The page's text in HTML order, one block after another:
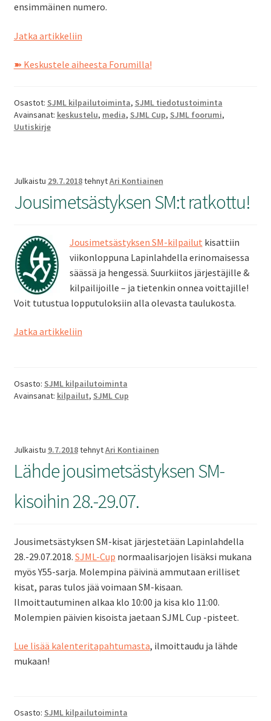
ensimmäinen numero.
Jatka artikkeliinSJML
1/2018
➽ Keskustele aiheesta Forumilla!
Osastot: SJML kilpailutoiminta, SJML tiedotustoiminta
Avainsanat: keskustelu, media, SJML Cup, SJML foorumi,
Uutiskirje
Julkaistu 29.7.2018tehnytAri Kontiainen
Jousimetsästyksen SM:t ratkottu!
Jousimetsästyksen SM-kilpailut kisattiin
viikonloppuna Lapinlahdella erinomaisessa
säässä ja hengessä. Suurkiitos järjestäjille &
kilpailijoille – ja tietenkin onnea voittajille!
Voit tutustua lopputuloksiin alla olevasta taulukosta.
Jatka artikkeliinJousimetsästyksen
Osasto: SJML kilpailutoiminta
Avainsanat: kilpailut, SJML Cup
Julkaistu 9.7.2018tehnytAri Kontiainen
Lähde jousimetsästyksen SM-
kisoihin 28.-29.07.
Jousimetsästyksen SM-kisat järjestetään Lapinlahdella
28.-29.07.2018. SJML-Cup normaalisarjojen lisäksi mukana
myös Y55-sarja. Molempina päivinä ammutaan erilliset
kisat, paras tulos jää voimaan SM-kisaan.
Ilmoittautuminen alkaa klo 10:00 ja kisa klo 11:00.
Molempien päivien kisoista jaetaan SJML Cup -pisteet.
Lue lisää kalenteritapahtumasta, ilmoittaudu ja lähde
mukaan!
Osasto: SJML kilpailutoiminta